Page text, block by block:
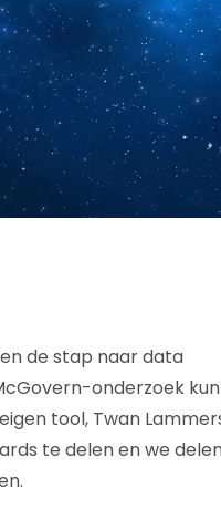
de stap naar data
onderzoek
tool, Twan
te delen en we